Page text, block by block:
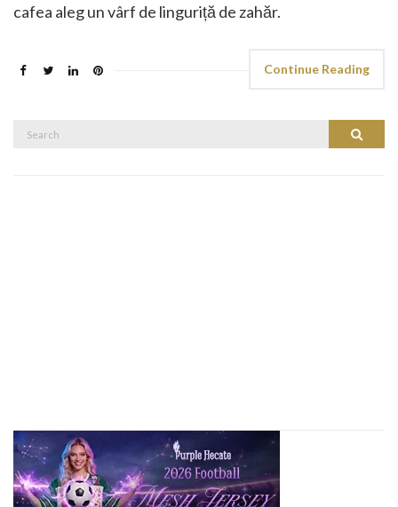
cafea aleg un vârf de linguriță de zahăr.
Continue Reading
Search